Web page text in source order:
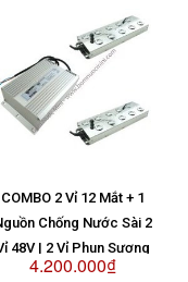
COMBO 2 Vỉ 12 Mắt + 1
Chống Nước Sài 2
48V | 2 Vỉ Phun Sương
12 Mắt + Nguồn Chống
4.200.000₫